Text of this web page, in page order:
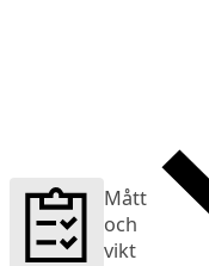
Mått
och
vikt